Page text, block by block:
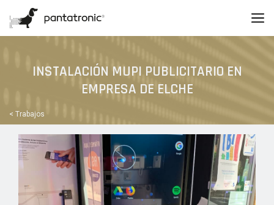
INSTALACIÓN MUPI PUBLICITARIO EN
EMPRESA DE ELCHE
< Trabajos